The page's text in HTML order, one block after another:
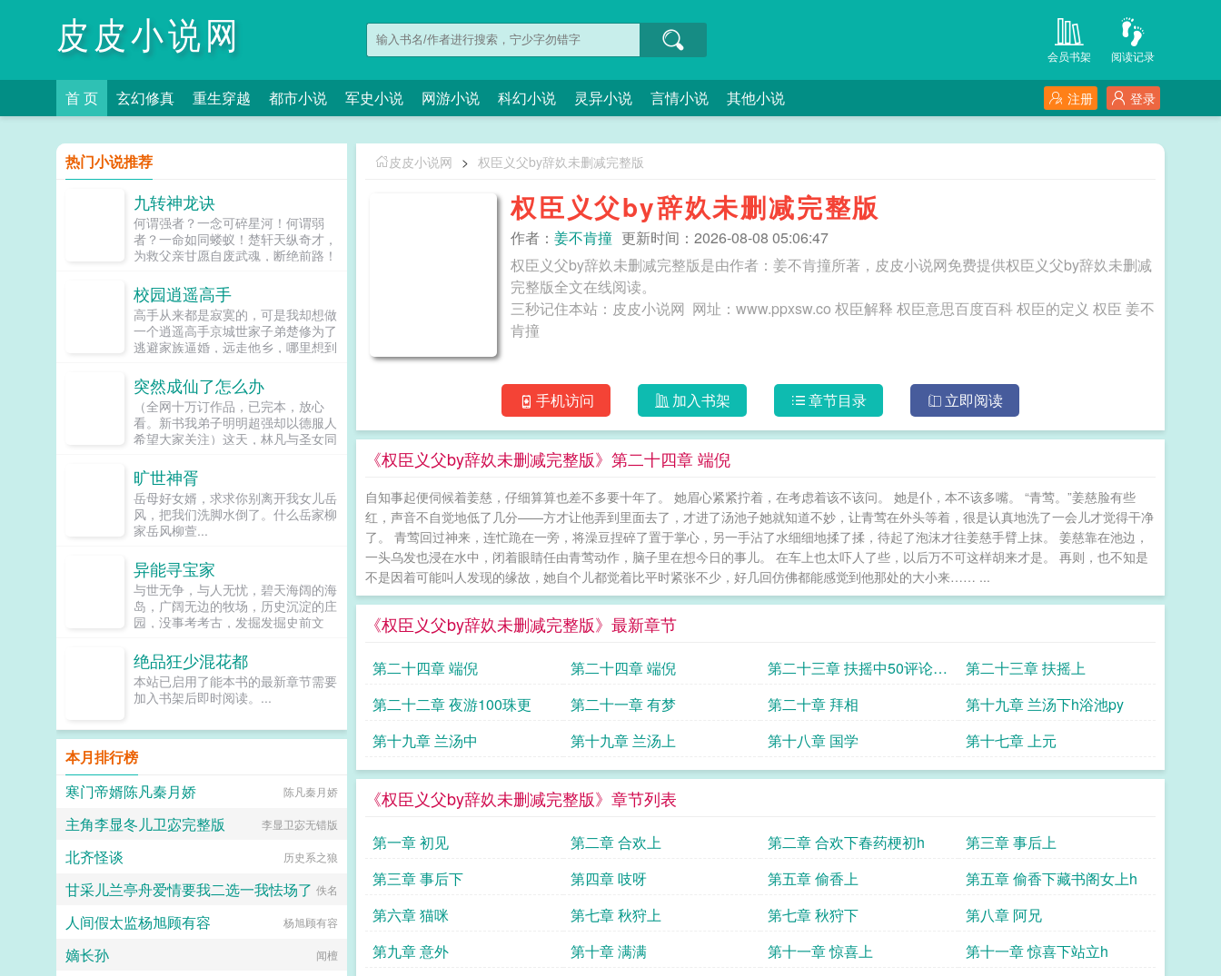
皮皮小说网 阅读记录
会员书架
首 页 玄幻修真 重生穿越 都市小说 军史小说 网游小说 科幻小说 灵异小说 言情小说 其他小说 登录
注册
皮皮小说网 > 权臣义父by辞奺未删减完整版
权臣义父by辞奺未删减完整版
作者： 姜不肯撞 更新时间：2026-08-08 05:06:47
权臣义父by辞奺未删减完整版是由作者：姜不肯撞所著，皮皮小说网免费提供权臣义父by辞奺未删减
完整版全文在线阅读。
三秒记住本站：皮皮小说网 网址：www.ppxsw.co 权臣解释 权臣意思百度百科 权臣的定义 权臣 姜不
肯撞
手机访问 加入书架 章节目录 立即阅读
《权臣义父by辞奺未删减完整版》第二十四章 端倪
自知事起便伺候着姜慈，仔细算算也差不多要十年了。 她眉心紧紧拧着，在考虑着该不该问。 她是仆，本不该多嘴。 “青莺。”姜慈脸有些
红，声音不自觉地低了几分——方才让他弄到里面去了，才进了汤池子她就知道不妙，让青莺在外头等着，很是认真地洗了一会儿才觉得干净
了。 青莺回过神来，连忙跪在一旁，将澡豆捏碎了置于掌心，另一手沾了水细细地揉了揉，待起了泡沫才往姜慈手臂上抹。 姜慈靠在池边，
一头乌发也浸在水中，闭着眼睛任由青莺动作，脑子里在想今日的事儿。 在车上也太吓人了些，以后万不可这样胡来才是。 再则，也不知是
不是因着可能叫人发现的缘故，她自个儿都觉着比平时紧张不少，好几回仿佛都能感觉到他那处的大小来…… ...
《权臣义父by辞奺未删减完整版》最新章节
第二十四章 端倪 第二十四章 端倪
第二十三章 扶摇中50评论加
更
第二十三章 扶摇上
第二十二章 夜游100珠更
第二十一章 有梦 第二十章 拜相
第十九章 兰汤下h浴池py
第十九章 兰汤中
第十九章 兰汤上 第十八章 国学 第十七章 上元
《权臣义父by辞奺未删减完整版》章节列表
第一章 初见 第二章 合欢上 第二章 合欢下春药梗初h
第三章 事后上
第三章 事后下
第四章 吱呀 第五章 偷香上
第五章 偷香下藏书阁女上h
第六章 猫咪
第七章 秋狩上 第七章 秋狩下
第八章 阿兄
第九章 意外
第十章 满满 第十一章 惊喜上
第十一章 惊喜下站立h
热门小说推荐
九转神龙诀
何谓强者？一念可碎星河！何谓弱
者？一命如同蝼蚁！楚轩天纵奇才，
为救父亲甘愿自废武魂，断绝前路！
星辰，踏万古青天，铸不朽神体！任
你万般法门，我一剑皆可破之！剑气
纵横十万里，一剑光寒三千界！楚轩
我不问前尘，不求来生，只要这一世
的轰轰烈烈！...
校园逍遥高手
高手从来都是寂寞的，可是我却想做
一个逍遥高手京城世家子弟楚修为了
逃避家族逼婚，远走他乡，哪里想到
女与他纠缠不清，就连那霸道的未婚
妻也是不远千里追来面对这等桃色劫
难，楚修只有一个念头我想回家！各
位书友要是觉得校园逍遥高手还不错
的话请不要忘记向您...
突然成仙了怎么办
（全网十万订作品，已完本，放心
看。新书我弟子明明超强却以德服人
希望大家关注）这天，林凡与圣女同
限互穿。随后，两人在不同时空，杠
上了。直到某日，林凡穿越归来，却
发现自己已经成仙！突然成仙了怎么
办？在线等，挺急的。（群号
1005499845，静待朋友们加入）...
旷世神胥
岳母好女婿，求求你别离开我女儿岳
风，把我们洗脚水倒了。什么岳家柳
家岳风柳萱...
异能寻宝家
与世无争，与人无忧，碧天海阔的海
岛，广阔无边的牧场，历史沉淀的庄
园，没事考考古，发掘发掘史前文
绝品狂少混花都
本站已启用了能本书的最新章节需要
加入书架后即时阅读。...
本月排行榜
寒门帝婿陈凡秦月娇
陈凡秦月娇
主角李显冬儿卫宓完整版 李显卫宓无错版
北齐怪谈 历史系之狼
甘采儿兰亭舟爱情要我二选一我怯场了 佚名
人间假太监杨旭顾有容 杨旭顾有容
嫡长孙 闻檀